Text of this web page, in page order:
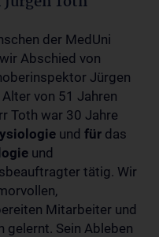
der MedUni
Abschied von
Jürgen
von 51 Jahren
Toth war 30 Jahre
und für das
und
tätig. Wir
Mitarbeiter und
gelernt. Sein Ableben